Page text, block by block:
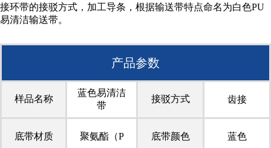
接环带的接驳方式，加工导条，根据输送带特点命名为白色PU
易清洁输送带。
产品参数
样品名称
蓝色易清洁
带
接驳方式 齿接
底带材质 聚氨酯（P 底带颜色 蓝色